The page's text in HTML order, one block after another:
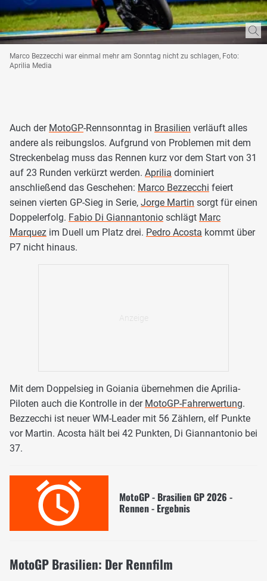
Marco Bezzecchi war einmal mehr am Sonntag nicht zu schlagen, Foto:
Aprilia Media
Auch der MotoGP-Rennsonntag in Brasilien verläuft alles
andere als reibungslos. Aufgrund von Problemen mit dem
Streckenbelag muss das Rennen kurz vor dem Start von 31
auf 23 Runden verkürzt werden. Aprilia dominiert
anschließend das Geschehen: Marco Bezzecchi feiert
seinen vierten GP-Sieg in Serie, Jorge Martin sorgt für einen
Doppelerfolg. Fabio Di Giannantonio schlägt Marc
Marquez im Duell um Platz drei. Pedro Acosta kommt über
P7 nicht hinaus.
Mit dem Doppelsieg in Goiania übernehmen die Aprilia-
Piloten auch die Kontrolle in der MotoGP-Fahrerwertung.
Bezzecchi ist neuer WM-Leader mit 56 Zählern, elf Punkte
vor Martin. Acosta hält bei 42 Punkten, Di Giannantonio bei
37.
MotoGP - Brasilien GP 2026 -
Rennen - Ergebnis
MotoGP Brasilien: Der Rennfilm